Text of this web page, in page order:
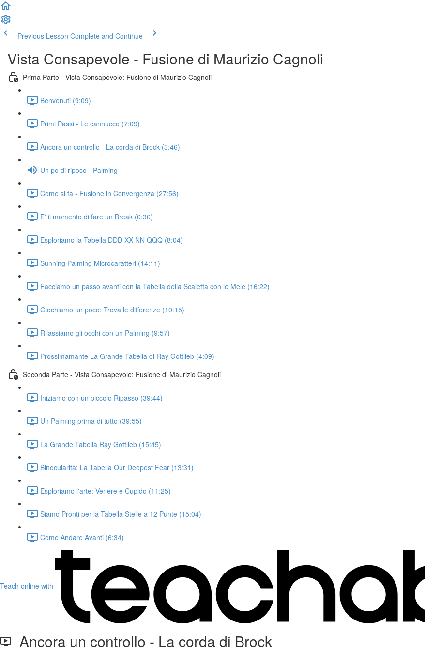
Previous Lesson Complete and Continue
Vista Consapevole - Fusione di Maurizio Cagnoli
Prima Parte - Vista Consapevole: Fusione di Maurizio Cagnoli
Benvenuti (9:09)
Primi Passi - Le cannucce (7:09)
Ancora un controllo - La corda di Brock (3:46)
Un po di riposo - Palming
Come si fa - Fusione in Convergenza (27:56)
E' il momento di fare un Break (6:36)
Esploriamo la Tabella DDD XX NN QQQ (8:04)
Sunning Palming Microcaratteri (14:11)
Facciamo un passo avanti con la Tabella della Scaletta con le Mele (16:22)
Giochiamo un poco: Trova le differenze (10:15)
Rilassiamo gli occhi con un Palming (9:57)
Prossimamante La Grande Tabella di Ray Gottlieb (4:09)
Seconda Parte - Vista Consapevole: Fusione di Maurizio Cagnoli
Iniziamo con un piccolo Ripasso (39:44)
Un Palming prima di tutto (39:55)
La Grande Tabella Ray Gottlieb (15:45)
Binocularità: La Tabella Our Deepest Fear (13:31)
Esploriamo l'arte: Venere e Cupido (11:25)
Siamo Pronti per la Tabella Stelle a 12 Punte (15:04)
Come Andare Avanti (6:34)
Teach online with
Ancora un controllo - La corda di Brock